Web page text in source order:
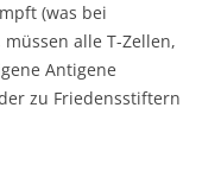
(was bei
alle T-Zellen,
Antigene
zu Friedensstiftern